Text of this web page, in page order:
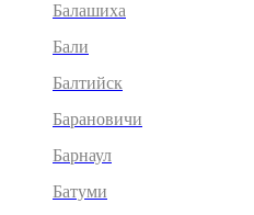
Балашиха
Бали
Балтийск
Барановичи
Барнаул
Батуми